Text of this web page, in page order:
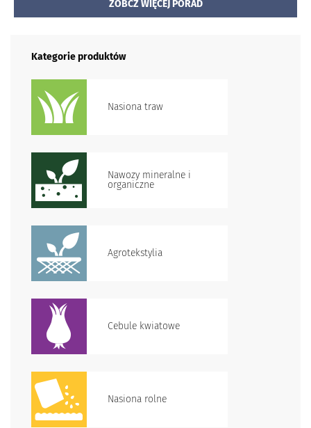
ZOBCZ WIĘCEJ PORAD
Kategorie produktów
Nasiona traw
Nawozy mineralne i
organiczne
Agrotekstylia
Cebule kwiatowe
Nasiona rolne